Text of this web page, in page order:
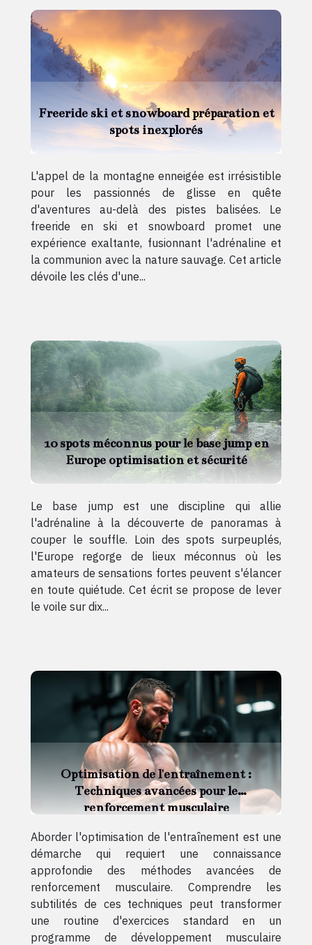
Freeride ski et snowboard préparation et
spots inexplorés
L'appel de la montagne enneigée est irrésistible
pour les passionnés de glisse en quête
d'aventures au-delà des pistes balisées. Le
freeride en ski et snowboard promet une
expérience exaltante, fusionnant l'adrénaline et
la communion avec la nature sauvage. Cet article
dévoile les clés d'une...
10 spots méconnus pour le base jump en
Europe optimisation et sécurité
Le base jump est une discipline qui allie
l'adrénaline à la découverte de panoramas à
couper le souffle. Loin des spots surpeuplés,
l'Europe regorge de lieux méconnus où les
amateurs de sensations fortes peuvent s'élancer
en toute quiétude. Cet écrit se propose de lever
le voile sur dix...
Optimisation de l'entraînement :
Techniques avancées pour le
renforcement musculaire
Aborder l'optimisation de l'entraînement est une
démarche qui requiert une connaissance
approfondie des méthodes avancées de
renforcement musculaire. Comprendre les
subtilités de ces techniques peut transformer
une routine d'exercices standard en un
programme de développement musculaire